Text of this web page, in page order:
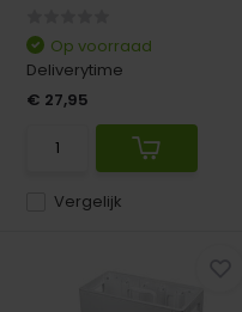
Vergelijk
Op voorraad
Deliverytime
€ 27,95